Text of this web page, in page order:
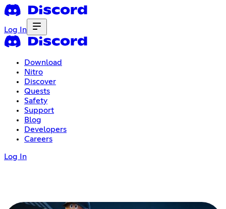
Log In
Download
Nitro
Discover
Quests
Safety
Support
Blog
Developers
Careers
Log In